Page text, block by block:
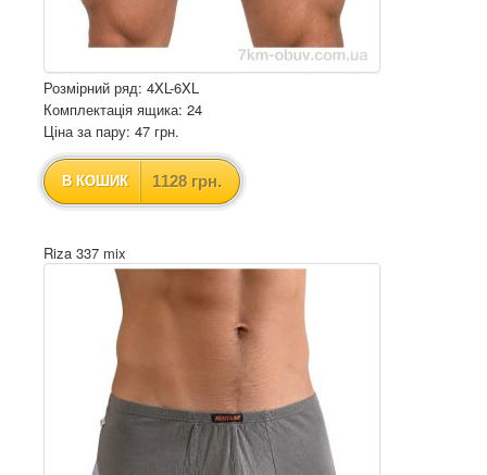
Розмірний ряд: 4XL-6XL
Комплектація ящика: 24
Ціна за пару: 47 грн.
В КОШИК 1128 грн.
Riza 337 mix